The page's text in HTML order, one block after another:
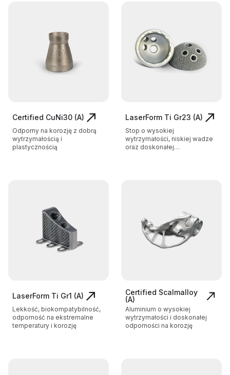
Certified CuNi30 (A)
Odporny na korozję z dobrą
wytrzymałością i
plastycznością
LaserForm Ti Gr23 (A)
Stop o wysokiej
wytrzymałości, niskiej wadze
oraz doskonałej
LaserForm Ti Gr1 (A)
Lekkość, biokompatybilność,
odporność na ekstremalne
temperatury i korozję
Certified Scalmalloy
(A)
Aluminium o wysokiej
wytrzymałości i doskonałej
odporności na korozję